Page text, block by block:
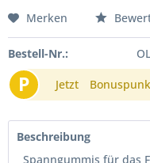
Merken
Bestell-Nr.:
P Jetzt
Beschreibung
Spanngummis für das